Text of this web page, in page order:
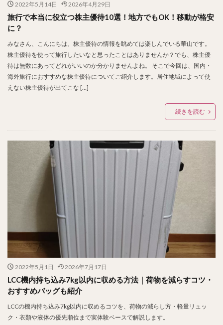
2022年5月14日 2026年4月29日
旅行で本当に役立つ株主優待10選！地方でもOK！移動が格安
に？
みなさん、こんにちは。株主優待の情報を眺めては楽しんでいる華山です。
株主優待を使って旅行したいなと思ったことはありませんか？でも、株主優
待は無数にあってどれがいいのか分かりませんよね。 そこで今回は、国内・
海外旅行におすすめな株主優待についてご紹介します。居住地域によって使
えない株主優待が出てこな […]
続きを読む
2022年5月1日 2026年7月17日
LCC機内持ち込み7kg以内に収める方法｜荷物を減らすコツ・
おすすめバッグも紹介
LCCの機内持ち込み7kg以内に収めるコツを、荷物の減らし方・軽量リュッ
ク・衣類や液体の優先順位まで実体験ベースで解説します。